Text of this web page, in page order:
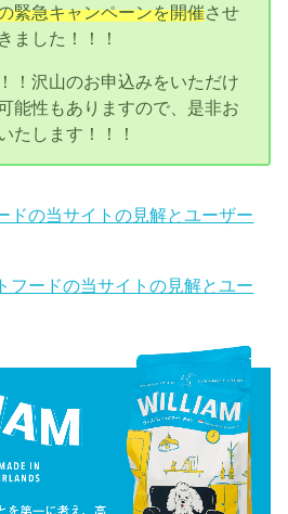
緊急キャンペーンを開催させ
ました！！！
！沢山のお申込みをいただけ
能性もありますので、是非お
たします！！！
ドの当サイトの見解とユーザー
フードの当サイトの見解とユー